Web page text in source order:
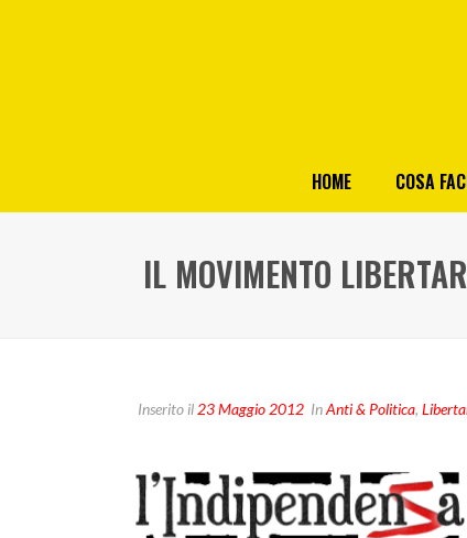
HOME COSA
IL MOVIMENTO
Inserito il 23 Maggio 2012 InAnti & Politica,